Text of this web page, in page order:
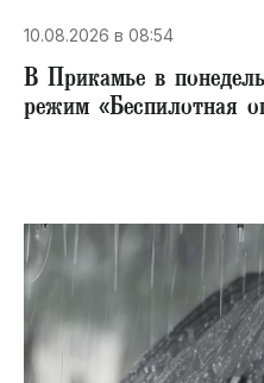
10.08.2026 в 08:54
В Прикамье в
режим «Беспилотная